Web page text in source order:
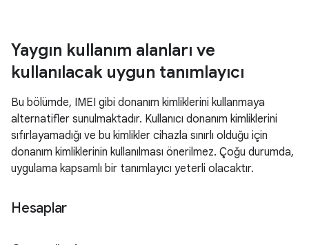
Yaygın kullanım alanları ve
kullanılacak uygun tanımlayıcı
Bu bölümde, IMEI gibi donanım kimliklerini kullanmaya
alternatifler sunulmaktadır. Kullanıcı donanım kimliklerini
sıfırlayamadığı ve bu kimlikler cihazla sınırlı olduğu için
donanım kimliklerinin kullanılması önerilmez. Çoğu durumda,
uygulama kapsamlı bir tanımlayıcı yeterli olacaktır.
Hesaplar